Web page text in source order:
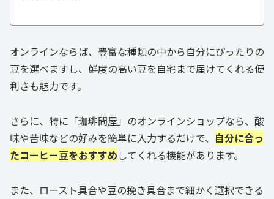
オンラインならば、豊富な種類の中から自分にぴったりの
豆を選べますし、鮮度の高い豆を自宅まで届けてくれる便
利さも魅力です。
さらに、特に「珈琲問屋」のオンラインショップなら、酸
味や苦味などの好みを簡単に入力するだけで、 自分に合っ
たコーヒー豆をおすすめ してくれる機能があります。
また、ロースト具合や豆の挽き具合まで細かく選択できる